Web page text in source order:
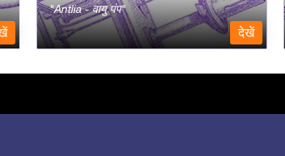
Antlia - वायु पंप
देखें